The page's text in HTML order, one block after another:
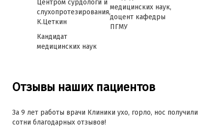
Центром сурдологи и
слухопротезирования,
К.Цеткин
Кандидат
медицинских наук
медицинских наук,
доцент кафедры
ПГМУ
Отзывы наших пациентов
За 9 лет работы врачи Клиники ухо, горло, нос получили
сотни благодарных отзывов!